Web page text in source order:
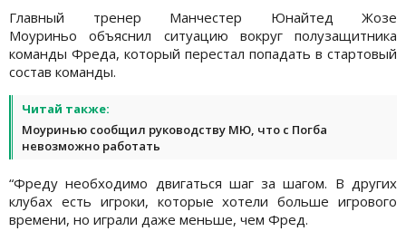
Главный тренер Манчестер Юнайтед Жозе
Моуриньо объяснил ситуацию вокруг полузащитника
команды Фреда, который перестал попадать в стартовый
состав команды.
Читай также:
Моуринью сообщил руководству МЮ, что с Погба
невозможно работать
“Фреду необходимо двигаться шаг за шагом. В других
клубах есть игроки, которые хотели больше игрового
времени, но играли даже меньше, чем Фред.